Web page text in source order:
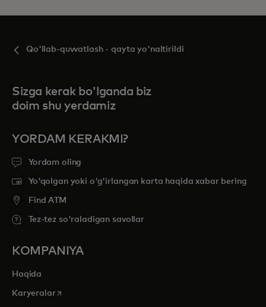
Qo'llab-quvvatlash - qayta yo'naltirildi
Sizga kerak bo'lganda biz
doim shu yerdamiz
YORDAM KERAKMI?
Yordam oling
Yo'qolgan yoki o'g'irlangan karta haqida xabar bering
Find ATM
Tez-tez so'raladigan savollar
KOMPANIYA
Haqida
Karyeralaropens in a new tab